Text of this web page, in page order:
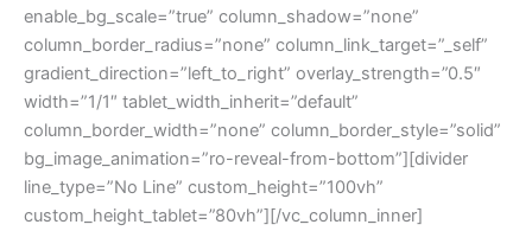
enable_bg_scale=”true” column_shadow=”none”
column_border_radius=”none” column_link_target=”_self”
gradient_direction=”left_to_right” overlay_strength=”0.5″
width=”1/1″ tablet_width_inherit=”default”
column_border_width=”none” column_border_style=”solid”
bg_image_animation=”ro-reveal-from-bottom”][divider
line_type=”No Line” custom_height=”100vh”
custom_height_tablet=”80vh”][/vc_column_inner]